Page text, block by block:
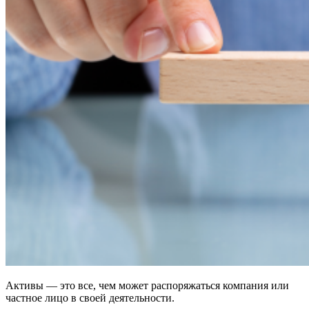
Активы — это все, чем может распоряжаться компания или
частное лицо в своей деятельности.